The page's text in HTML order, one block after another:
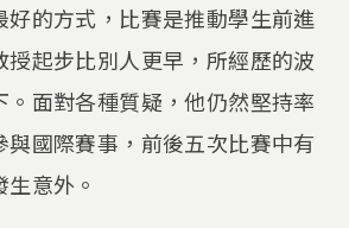
好的方式，比賽是推動學生前進
授起步比別人更早，所經歷的波
。面對各種質疑，他仍然堅持率
國際賽事，前後五次比賽中有
意外。